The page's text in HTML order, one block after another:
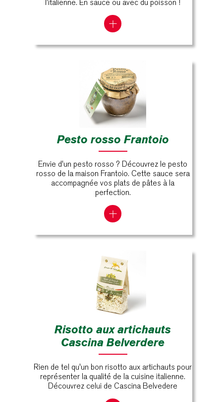
l'italienne. En sauce ou avec du poisson !
Pesto rosso Frantoio
Envie d'un pesto rosso ? Découvrez le pesto
rosso de la maison Frantoio. Cette sauce sera
accompagnée vos plats de pâtes à la
perfection.
Risotto aux artichauts
Cascina Belverdere
Rien de tel qu'un bon risotto aux artichauts pour
représenter la qualité de la cuisine italienne.
Découvrez celui de Cascina Belvedere